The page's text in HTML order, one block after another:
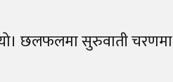
छलफलमा सुरुवाती चरणमा